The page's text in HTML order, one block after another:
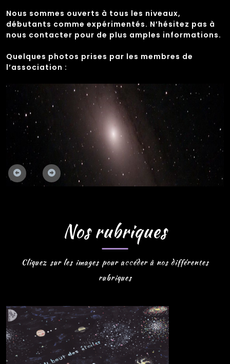
Nous sommes ouverts à tous les niveaux,
débutants comme expérimentés. N’hésitez pas à
nous contacter pour de plus amples informations.
Quelques photos prises par les membres de
l’association :
Nos rubriques
Cliquez sur les images pour accéder à nos différentes
rubriques